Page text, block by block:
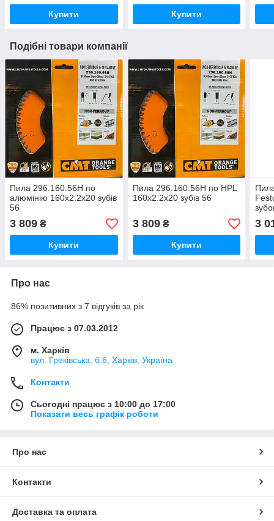
Купити Купити
Подібні товари компанії
Пила 296.160.56H по
алюмінію 160х2.2х20 зубів
56
3 809 ₴
Купити
Пила 296.160.56H по HPL
160х2.2х20 зубів 56
3 809₴
Купити
3
Про нас
86% позитивних з 7 відгуків за рік
Працює з 07.03.2012
м. Харків
вул. Греківська, б.6, Харків, Україна
Контакти
Сьогодні працює з 10:00 до 17:00
Показати весь графік роботи
Про нас
Контакти
Доставка та оплата